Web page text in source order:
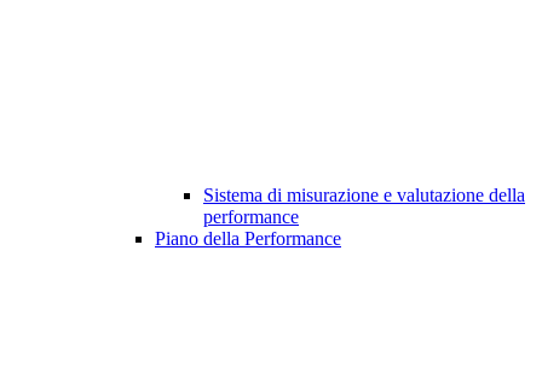
Sistema di misurazione e valutazione della
performance
Piano della Performance